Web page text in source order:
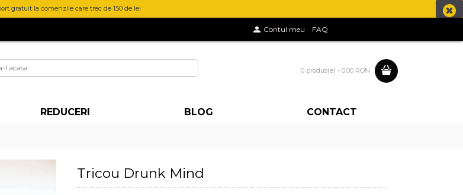
gratuit la comenzile care trec de 150 de lei
Contul meu FAQ
0 produs(e) - 0,00 RON
REDUCERI BLOG CONTACT
Tricou Drunk Mind